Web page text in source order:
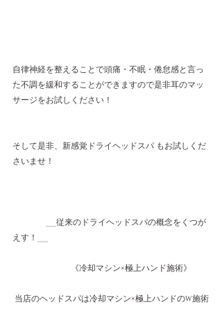
自律神経を整えることで頭痛・不眠・倦怠感と言っ
た不調を緩和することができますので是非耳のマッ
サージをお試しください！
そして是非、新感覚ドライヘッドスパ もお試しくだ
さいませ！
___従来のドライヘッドスパの概念をくつが
えす！___
《冷却マシン×極上ハンド施術》
当店のヘッドスパは冷却マシン×極上ハンドのW施術